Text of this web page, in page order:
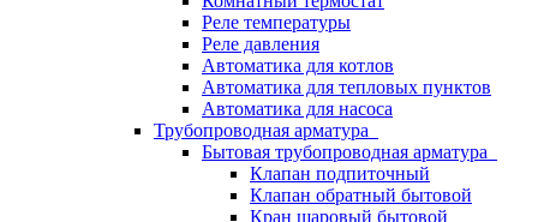
Реле температуры
Реле давления
Автоматика для котлов
Автоматика для тепловых пунктов
Автоматика для насоса
Трубопроводная арматура
Бытовая трубопроводная арматура
Клапан подпиточный
Клапан обратный бытовой
Кран шаровый бытовой